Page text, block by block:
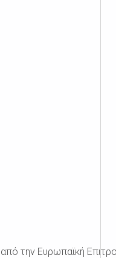
την Ευρωπαϊκή